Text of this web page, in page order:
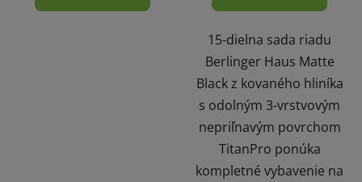
15-dielna sada riadu
Berlinger Haus Matte
Black z kovaného hliníka
s odolným 3-vrstvovým
nepriľnavým povrchom
TitanPro ponúka
kompletné vybavenie na